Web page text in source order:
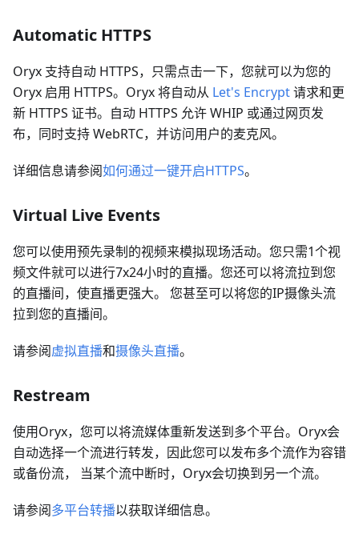
Automatic HTTPS
Oryx 支持自动 HTTPS，只需点击一下，您就可以为您的
Oryx 启用 HTTPS。Oryx 将自动从 Let's Encrypt请求和更
新 HTTPS 证书。自动 HTTPS 允许 WHIP 或通过网页发
布，同时支持 WebRTC，并访问用户的麦克风。
详细信息请参阅如何通过一键开启HTTPS。
Virtual Live Events
您可以使用预先录制的视频来模拟现场活动。您只需1个视
频文件就可以进行7x24小时的直播。您还可以将流拉到您
的直播间，使直播更强大。 您甚至可以将您的IP摄像头流
拉到您的直播间。
请参阅虚拟直播和摄像头直播。
Restream
使用Oryx，您可以将流媒体重新发送到多个平台。Oryx会
自动选择一个流进行转发，因此您可以发布多个流作为容错
或备份流， 当某个流中断时，Oryx会切换到另一个流。
请参阅多平台转播以获取详细信息。